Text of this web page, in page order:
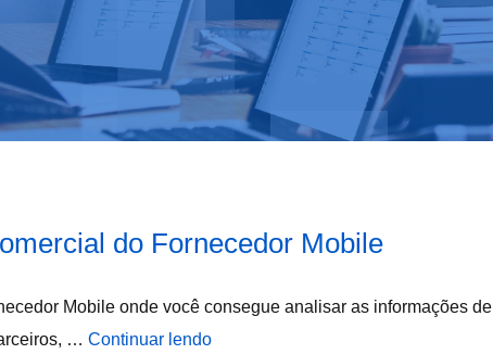
do Fornecedor Mobile
Mobile onde você consegue analisar as informações de
… Continuar lendo